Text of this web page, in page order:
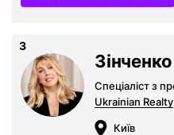
3
Спеціаліст з
Ukrainian Realty
Київ